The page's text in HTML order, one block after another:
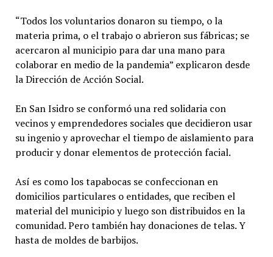
“Todos los voluntarios donaron su tiempo, o la
materia prima, o el trabajo o abrieron sus fábricas; se
acercaron al municipio para dar una mano para
colaborar en medio de la pandemia” explicaron desde
la Dirección de Acción Social.
En San Isidro se conformó una red solidaria con
vecinos y emprendedores sociales que decidieron usar
su ingenio y aprovechar el tiempo de aislamiento para
producir y donar elementos de protección facial.
Así es como los tapabocas se confeccionan en
domicilios particulares o entidades, que reciben el
material del municipio y luego son distribuidos en la
comunidad. Pero también hay donaciones de telas. Y
hasta de moldes de barbijos.